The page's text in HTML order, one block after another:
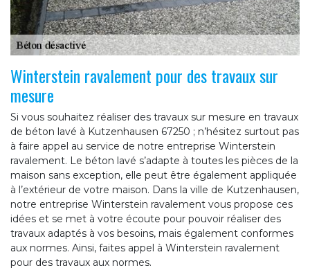
Winterstein ravalement pour des travaux sur
mesure
Si vous souhaitez réaliser des travaux sur mesure en travaux
de béton lavé à Kutzenhausen 67250 ; n’hésitez surtout pas
à faire appel au service de notre entreprise Winterstein
ravalement. Le béton lavé s’adapte à toutes les pièces de la
maison sans exception, elle peut être également appliquée
à l’extérieur de votre maison. Dans la ville de Kutzenhausen,
notre entreprise Winterstein ravalement vous propose ces
idées et se met à votre écoute pour pouvoir réaliser des
travaux adaptés à vos besoins, mais également conformes
aux normes. Ainsi, faites appel à Winterstein ravalement
pour des travaux aux normes.